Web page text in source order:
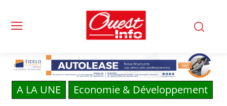
A LA UNE Economie & Développement